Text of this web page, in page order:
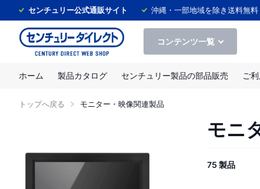
センチュリー公式通販サイト 沖縄・一部地域を除き送料無料
コンテンツ一覧
ホーム 製品カタログ センチュリー製品の部品販売 ご
トップへ戻る モニター・映像関連製品
モニ
75 製品